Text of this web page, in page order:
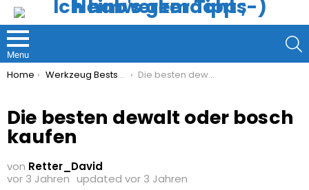
Menu
You are here:
Home Werkzeug Bestseller Die besten dewalt oder bosch kaufen
Die besten dewalt oder bosch
kaufen
von Retter_David
vor 3 Jahren updated vor 3 Jahren